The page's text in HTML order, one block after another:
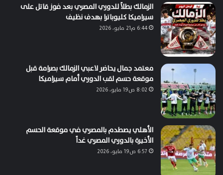
الزمالك بطلاً للدوري المصري بعد فوز قاتل على
سيراميكا كليوباترا بهدف نظيف
6:44 م21 مايو، 2026
معتمد جمال يحاضر لاعبي الزمالك بصرامة قبل
موقعة حسم لقب الدوري أمام سيراميكا
8:02 ص19 مايو، 2026
الأهلي يصطدم بالمصري في موقعة الحسم
الأخيرة بالدوري المصري غداً
6:57 ص19 مايو، 2026